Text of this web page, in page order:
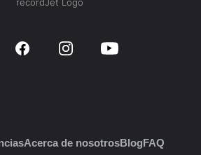
Acerca de nosotrosBlogFAQ